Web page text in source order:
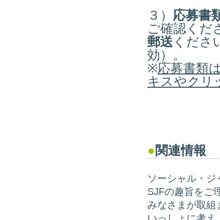
３） 応募書
ご確認くだ
郵送 くださ
効）。
※応募書類
キスやクリ
●関連情報
ソーシャル・
SJFの趣旨をご
みなさまが取組